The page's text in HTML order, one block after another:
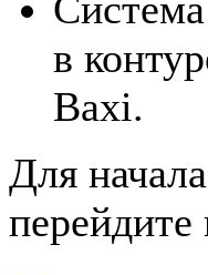
в
Baxi.
Для
перейдите